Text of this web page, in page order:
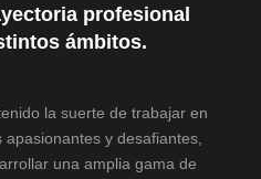
profesional
ámbitos.
la suerte de trabajar en
y desafiantes,
una amplia gama de